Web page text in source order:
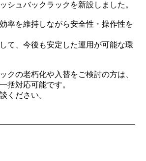
シュバックラックを新設しました。
率を維持しながら安全性・操作性を
て、今後も安定した運用が可能な環
クの老朽化や入替をご検討の方は、
括対応可能です。
ください。